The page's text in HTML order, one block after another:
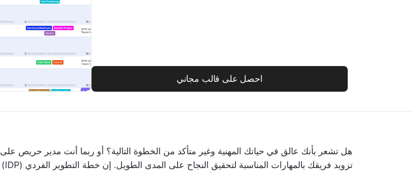
احصل على قالب مجاني
هل تشعر بأنك عالق في حياتك المهنية وغير متأكد من الخطوة التالية؟ أو ربما أنت مدير حريص على
تزويد فريقك بالمهارات المناسبة لتحقيق النجاح على المدى الطويل. إن خطة التطوير الفردي (IDP)